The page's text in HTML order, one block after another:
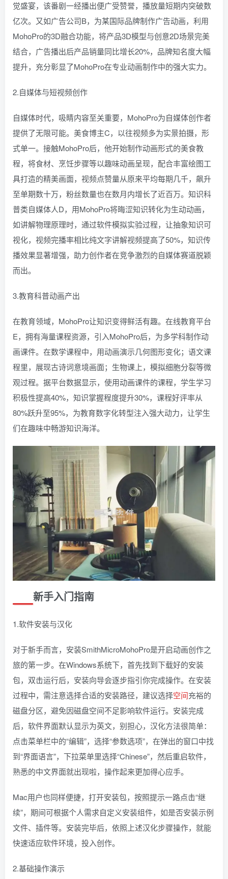
觉盛宴，该番剧一经播出便广受赞誉，播放量短期内突破数
亿次。又如广告公司B，为某国际品牌制作广告动画，利用
MohoPro的3D融合功能，将产品3D模型与创意2D场景完美
结合，广告播出后产品销量同比增长20%，品牌知名度大幅
提升，充分彰显了MohoPro在专业动画制作中的强大实力。
2.自媒体与短视频创作
自媒体时代，吸睛内容至关重要，MohoPro为自媒体创作者
提供了无限可能。美食博主C，以往视频多为实景拍摄，形
式单一。接触MohoPro后，他开始制作动画形式的美食教
程，将食材、烹饪步骤等以趣味动画呈现，配合丰富绘图工
具打造的精美画面，视频点赞量从原来平均每期几千，飙升
至单期数十万，粉丝数量也在数月内增长了近百万。知识科
普类自媒体人D，用MohoPro将晦涩知识转化为生动动画，
如讲解物理原理时，通过软件模拟实验过程，让抽象知识可
视化，视频完播率相比纯文字讲解视频提高了50%，知识传
播效果显著增强，助力创作者在竞争激烈的自媒体赛道脱颖
而出。
3.教育科普动画产出
在教育领域，MohoPro让知识变得鲜活有趣。在线教育平台
E，拥有海量课程资源，引入MohoPro后，为多学科制作动
画课件。在数学课程中，用动画演示几何图形变化；语文课
程里，展现古诗词意境画面；生物课上，模拟细胞分裂等微
观过程。据平台数据显示，使用动画课件的课程，学生学习
积极性提高40%，知识掌握程度提升30%，课程好评率从
80%跃升至95%，为教育数字化转型注入强大动力，让学生
们在趣味中畅游知识海洋。
新手入门指南
1.软件安装与汉化
对于新手而言，安装SmithMicroMohoPro是开启动画创作之
旅的第一步。在Windows系统下，首先找到下载好的安装
包，双击运行后，安装向导会逐步指引你完成操作。在安装
过程中，需注意选择合适的安装路径，建议选择空间充裕的
磁盘分区，避免因磁盘空间不足影响软件运行。安装完成
后，软件界面默认显示为英文，别担心，汉化方法很简单：
点击菜单栏中的“编辑”，选择“参数选项”，在弹出的窗口中找
到“界面语言”，下拉菜单里选择“Chinese”，然后重启软件，
熟悉的中文界面就出现啦，操作起来更加得心应手。
Mac用户也同样便捷，打开安装包，按照提示一路点击“继
续”，期间可根据个人需求自定义安装组件，如是否安装示例
文件、插件等。安装完毕后，依照上述汉化步骤操作，就能
快速适应软件环境，投入创作。
2.基础操作演示